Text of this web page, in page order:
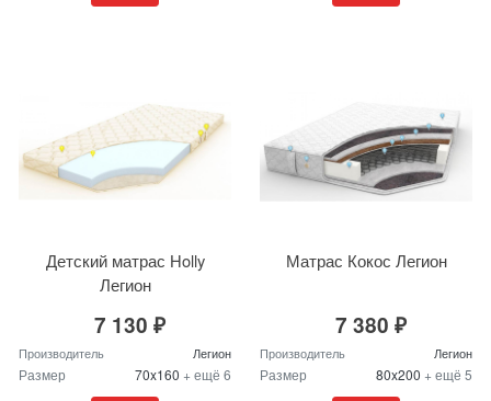
Детский матрас Holly
Легион
7 130 ₽
Производитель Легион
Размер 70x160 + ещё 6
Матрас Кокос Легион
7 380 ₽
Производитель Легион
Размер 80x200 + ещё 5